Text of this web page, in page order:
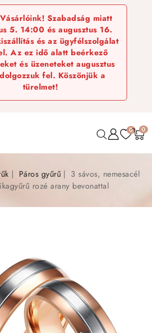
Szabadság miatt
5. 14:00 és augusztus 16.
és az ügyfélszolgálat
Az ez idő alatt beérkező
és üzeneteket augusztus
fel. Köszönjük a
türelmet!
0 0
Páros gyűrű
3 sávos, nemesacél
rozé arany bevonattal